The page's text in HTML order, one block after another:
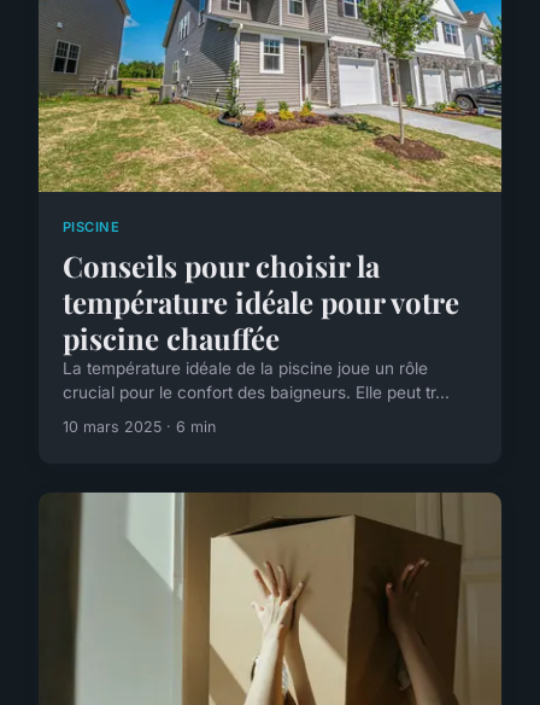
PISCINE
Conseils pour choisir la
température idéale pour votre
piscine chauffée
La température idéale de la piscine joue un rôle
crucial pour le confort des baigneurs. Elle peut tr...
10 mars 2025 · 6 min